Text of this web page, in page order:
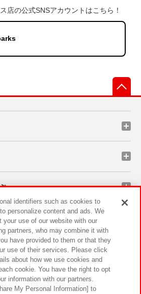
店の公式SNSアカウントはこちら！
ン
テナビリティ サイトポリシー
ウェブアクセシビリティ方針と検証結果
identifiers such as cookies to
personalize content and ads. We
your use of our website with our
partners, who may combine it with
have provided to them or that they
use of their services. Please click
about how we use cookies and
cookie. You have the right to opt
information with our partners.
My Personal Information] to